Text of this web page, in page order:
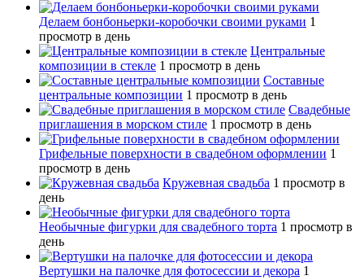
Делаем бонбоньерки-коробочки своими руками 1
просмотр в день
Центральные
композиции в стекле 1 просмотр в день
Составные
центральные композиции 1 просмотр в день
Свадебные
приглашения в морском стиле 1 просмотр в день
Грифельные поверхности в свадебном оформлении 1
просмотр в день
Кружевная свадьба 1 просмотр в
день
Необычные фигурки для свадебного торта 1 просмотр в
день
Вертушки на палочке для фотосессии и декора 1